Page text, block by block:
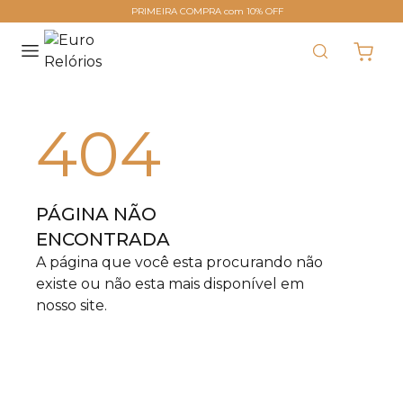
PRIMEIRA COMPRA com 10% OFF
404
PÁGINA NÃO
ENCONTRADA
A página que você esta procurando não
existe ou não esta mais disponível em
nosso site.